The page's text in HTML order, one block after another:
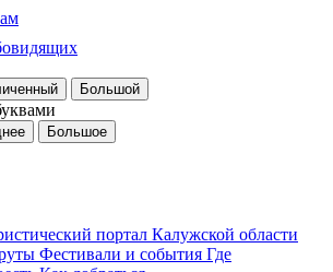
Большой
Большое
Фестивали и события Где